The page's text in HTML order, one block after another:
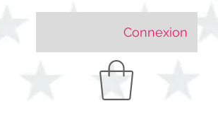
Connexion